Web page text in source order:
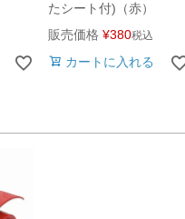
たシート付)（赤）
販売価格 ¥380税込
カートに入れる